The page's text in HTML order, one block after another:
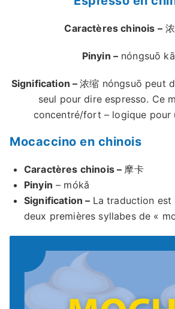
Caractères chinois –浓
Pinyin – nóngsuō
Signification –浓缩 nóngsuō peut
seul pour dire espresso. Ce
concentré/fort – logique pour
Mocaccino en chinois
Caractères chinois – 摩卡
Pinyin – mókǎ
Signification – La traduction est
deux premières syllabes de «